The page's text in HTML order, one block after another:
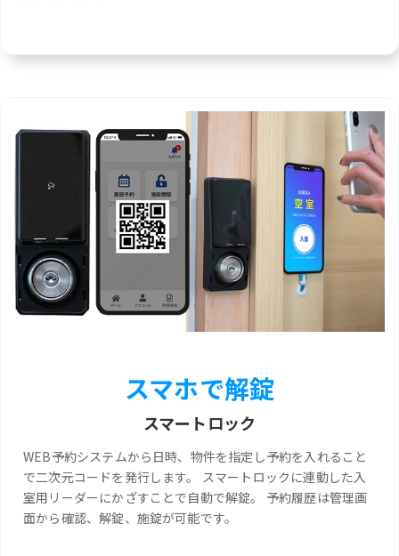
スマホで解錠
スマートロック
WEB予約システムから日時、物件を指定し予約を入れること
で二次元コードを発行します。 スマートロックに連動した入
室用リーダーにかざすことで自動で解錠。 予約履歴は管理画
面から確認、解錠、施錠が可能です。